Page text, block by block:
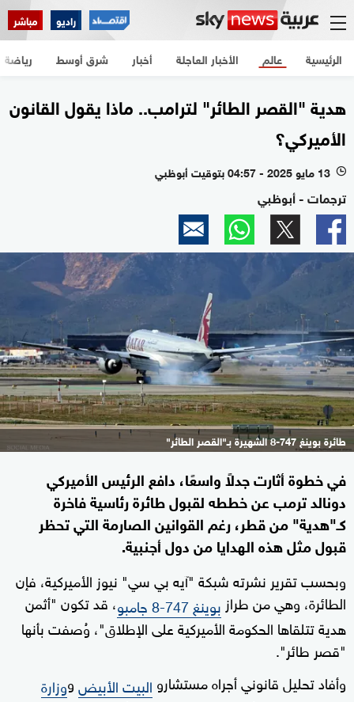
راديو مباشر
الرئيسية الأخبار العاجلة أخبار شرق أوسط عالم رياضة
هدية "القصر الطائر" لترامب.. ماذا يقول القانون
الأميركي؟
l 13 مايو 2025 - 04:57 بتوقيت أبوظبي
ترجمات - أبوظبي
طائرة بوينغ 747-8 الشهيرة بـ"القصر الطائر"
في خطوة أثارت جدلاً واسعًا، دافع الرئيس الأميركي
دونالد ترمب عن خططه لقبول طائرة رئاسية فاخرة
كـ"هدية" من قطر، رغم القوانين الصارمة التي تحظر
قبول مثل هذه الهدايا من دول أجنبية.
وبحسب تقرير نشرته شبكة "آيه بي سي" نيوز الأميركية، فإن
الطائرة، وهي من طراز بوينغ 747-8 جامبو
، قد تكون "أثمن
هدية تتلقاها الحكومة الأميركية على الإطلاق"، وُصفت بأنها
"قصر طائر".
وأفاد تحليل قانوني أجراه مستشارو البيت الأبيضووزارة